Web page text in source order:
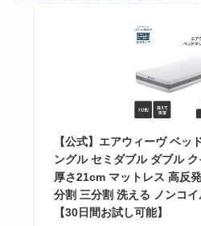
【公式】エアウィーヴ ベッ
ングル セミダブル ダブル
厚さ21cm マットレス 高反
分割 三分割 洗える ノンコ
【30日間お試し可能】